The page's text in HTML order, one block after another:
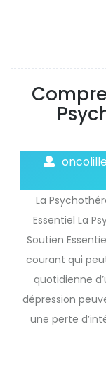
La
Essentiel La
Soutien
courant qui
quotidienne
dépression
une perte